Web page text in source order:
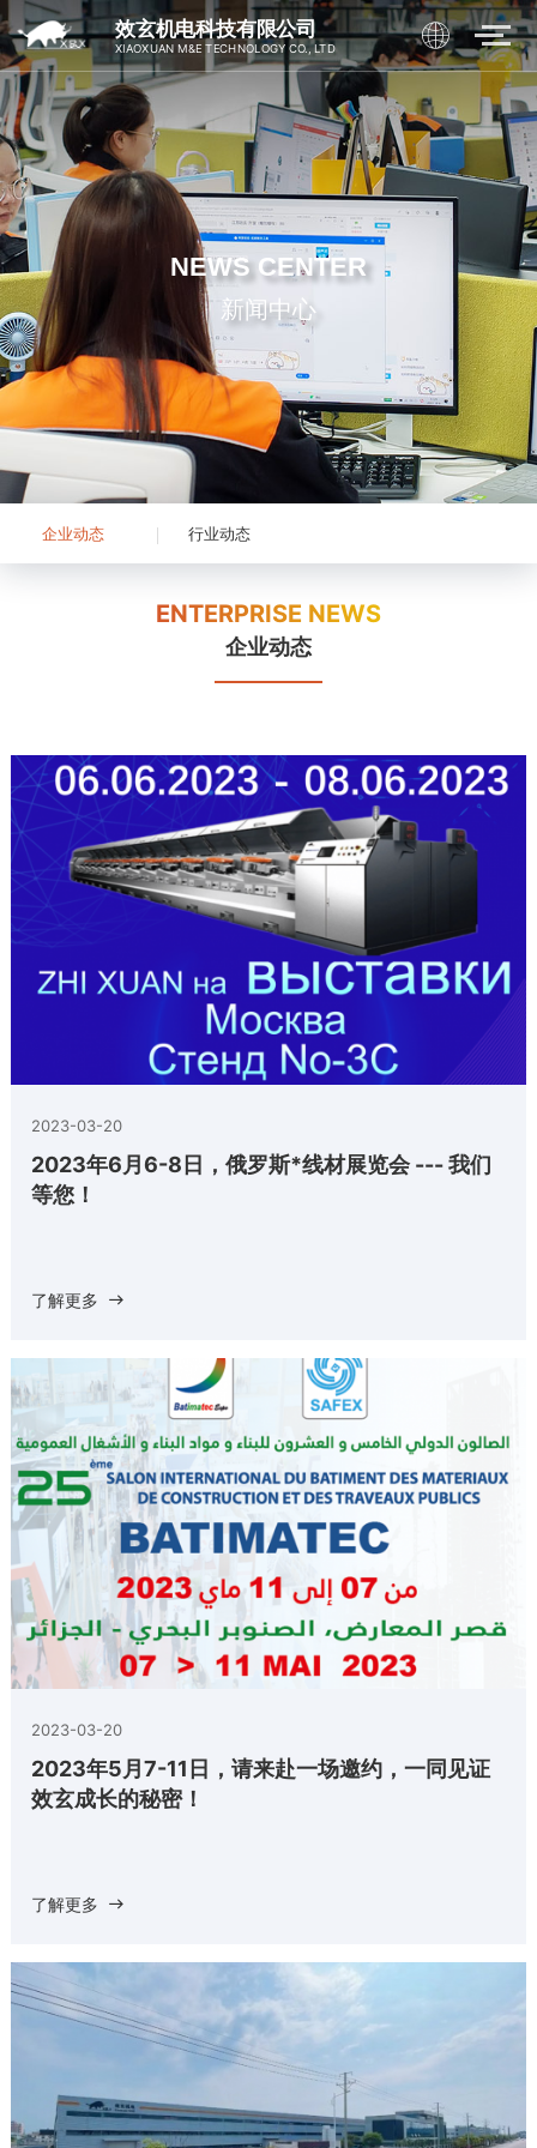
效玄机电科技有限公司
XIAOXUAN M&E TECHNOLOGY CO., LTD
NEWS CENTER
新闻中心
企业动态 行业动态
ENTERPRISE NEWS
企业动态
2023-03-20
2023年6月6-8日，俄罗斯*线材展览会 --- 我们
等您！
了解更多
2023-03-20
2023年5月7-11日，请来赴一场邀约，一同见证
效玄成长的秘密！
了解更多